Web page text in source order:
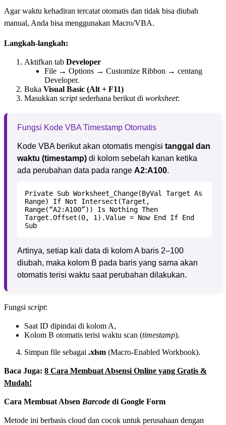
Agar waktu kehadiran tercatat otomatis dan tidak bisa diubah
manual, Anda bisa menggunakan Macro/VBA.
Langkah-langkah:
Aktifkan tab Developer
File → Options → Customize Ribbon → centang
Developer.
Buka Visual Basic (Alt + F11)
Masukkan scriptsederhana berikut di worksheet:
Fungsi Kode VBA Timestamp Otomatis
Kode VBA berikut akan otomatis mengisi tanggal dan
waktu (timestamp) di kolom sebelah kanan ketika
ada perubahan data pada range A2:A100.
Private Sub Worksheet_Change(ByVal Target As
Range) If Not Intersect(Target,
Range(“A2:A100”)) Is Nothing Then
Target.Offset(0, 1).Value = Now End If End
Sub
Artinya, setiap kali data di kolom A baris 2–100
diubah, maka kolom B pada baris yang sama akan
otomatis terisi waktu saat perubahan dilakukan.
Fungsi script:
Saat ID dipindai di kolom A,
Kolom B otomatis terisi waktu scan (timestamp).
Simpan file sebagai .xlsm (Macro-Enabled Workbook).
Baca Juga: 8 Cara Membuat Absensi Online yang Gratis &
Mudah!
Cara Membuat Absen Barcode di Google Form
Metode ini berbasis cloud dan cocok untuk perusahaan dengan